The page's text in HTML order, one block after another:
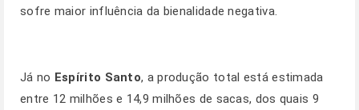
sofre maior influência da bienalidade negativa.
Já no Espírito Santo, a produção total está estimada
entre 12 milhões e 14,9 milhões de sacas, dos quais 9